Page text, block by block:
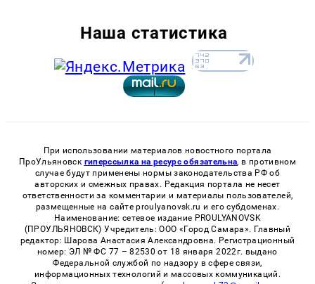
Наша статистика
При использовании материалов новостного портала
ПроУльяновск гиперссылка на ресурс обязательна, в противном
случае будут применены нормы законодательства РФ об
авторских и смежных правах. Редакция портала не несет
ответственности за комментарии и материалы пользователей,
размещенные на сайте proulyanovsk.ru и его субдоменах.
Наименование: сетевое издание PROULYANOVSK
(ПРОУЛЬЯНОВСК) Учредитель: ООО «Город Самара». Главный
редактор: Шарова Анастасия Александровна. Регистрационный
номер: ЭЛ № ФС 77 – 82530 от 18 января 2022г. выдано
Федеральной службой по надзору в сфере связи,
информационных технологий и массовых коммуникаций.